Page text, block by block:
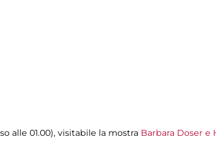
alle 01.00), visitabile la mostra Barbara Doser